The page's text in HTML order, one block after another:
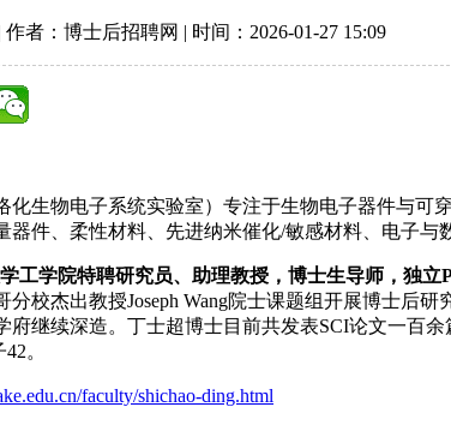
者：博士后招聘网 | 时间：2026-01-27 15:09
化生物电子系统实验室）专注于生物电子器件与
器件、柔性材料、先进纳米催化/敏感材料、电子与
工学院特聘研究员、助理教授，博士生导师，独立
分校杰出教授Joseph Wang院士课题组开展博士后
继续深造。丁士超博士目前共发表SCI论文一百余
。
faculty/shichao-ding.html